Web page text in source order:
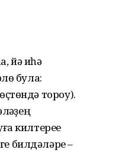
йә иһә
була:
тороу).
килтереүе
билдәләре –